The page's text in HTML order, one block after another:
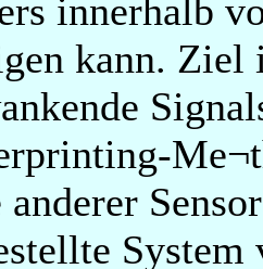
innerhalb
kann. Ziel
System